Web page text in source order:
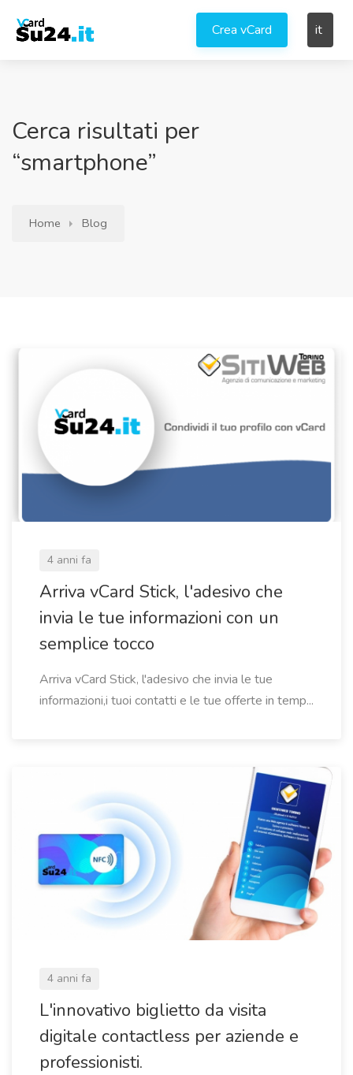
Crea vCard it
Cerca risultati per
“smartphone”
Home Blog
4 anni fa
Arriva vCard Stick, l'adesivo che
invia le tue informazioni con un
semplice tocco
Arriva vCard Stick, l'adesivo che invia le tue
informazioni,i tuoi contatti e le tue offerte in temp...
4 anni fa
L'innovativo biglietto da visita
digitale contactless per aziende e
professionisti.